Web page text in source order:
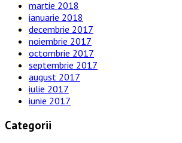
martie 2018
ianuarie 2018
decembrie 2017
noiembrie 2017
octombrie 2017
septembrie 2017
august 2017
iulie 2017
iunie 2017
Categorii